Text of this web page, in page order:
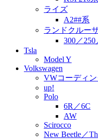
ライズ
A2##系
ランドクルー
300／
Tsla
Model Y
Volkswagen
VWコーディ
up!
Polo
6R／6C
AW
Scirocco
New Beetle／